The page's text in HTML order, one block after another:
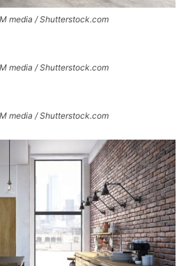
media / Shutterstock.com
media / Shutterstock.com
media / Shutterstock.com